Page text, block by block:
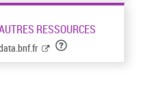
RESSOURCES